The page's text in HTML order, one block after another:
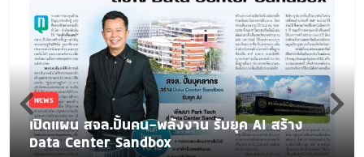
NEWS
เปิดแผน สจล.ปั้นคน-พลังงาน รับยุค AI สร้าง
Data Center Sandbox